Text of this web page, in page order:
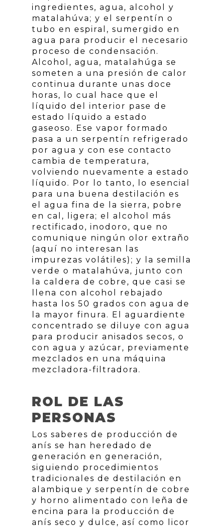
ingredientes, agua, alcohol y
matalahúva; y el serpentín o
tubo en espiral, sumergido en
agua para producir el necesario
proceso de condensación.
Alcohol, agua, matalahúga se
someten a una presión de calor
continua durante unas doce
horas, lo cual hace que el
líquido del interior pase de
estado líquido a estado
gaseoso. Ese vapor formado
pasa a un serpentín refrigerado
por agua y con ese contacto
cambia de temperatura,
volviendo nuevamente a estado
líquido. Por lo tanto, lo esencial
para una buena destilación es
el agua fina de la sierra, pobre
en cal, ligera; el alcohol más
rectificado, inodoro, que no
comunique ningún olor extraño
(aquí no interesan las
impurezas volátiles); y la semilla
verde o matalahúva, junto con
la caldera de cobre, que casi se
llena con alcohol rebajado
hasta los 50 grados con agua de
la mayor finura. El aguardiente
concentrado se diluye con agua
para producir anisados secos, o
con agua y azúcar, previamente
mezclados en una máquina
mezcladora-filtradora.
ROL DE LAS
PERSONAS
Los saberes de producción de
anís se han heredado de
generación en generación,
siguiendo procedimientos
tradicionales de destilación en
alambique y serpentín de cobre
y horno alimentado con leña de
encina para la producción de
anís seco y dulce, así como licor